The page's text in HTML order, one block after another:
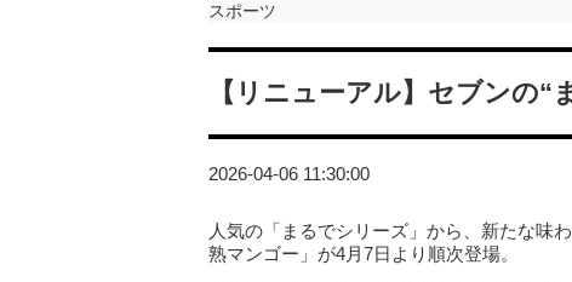
スポーツ
【リニューアル】セブンの
2026-04-06 11:30:00
人気の「まるでシリーズ」から、新たな味
熟マンゴー」が4月7日より順次登場。